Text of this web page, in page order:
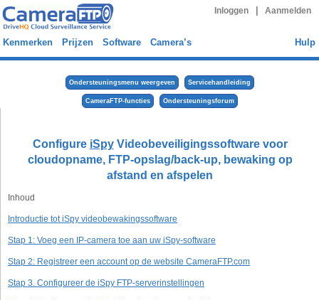
Inloggen Aanmelden
Kenmerken Prijzen Software Camera’s Hulp
Ondersteuningsmenu weergeven Servicehandleiding
CameraFTP-functies Ondersteuningsforum
Configure iSpyVideobeveiligingssoftware voor
cloudopname, FTP-opslag/back-up, bewaking op
afstand en afspelen
Inhoud
Introductie tot iSpy videobewakingssoftware
Stap 1: Voeg een IP-camera toe aan uw iSpy-software
Stap 2: Registreer een account op de website CameraFTP.com
Stap 3. Configureer de iSpy FTP-serverinstellingen